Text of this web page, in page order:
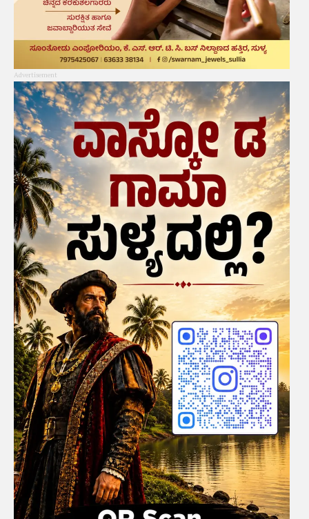
Advertisement